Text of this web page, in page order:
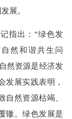
展。
指出：“绿色发
然和谐共生问
然资源是经济发
发展实践表明，
自然资源枯竭、
辙。绿色发展是